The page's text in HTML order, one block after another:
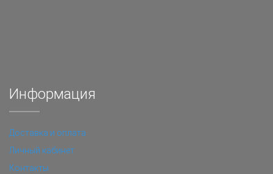
Информация
Доставка и оплата
Личный кабинет
Контакты